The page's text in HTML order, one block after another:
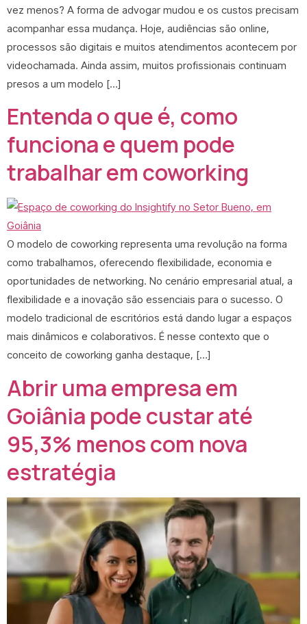
vez menos? A forma de advogar mudou e os custos precisam
acompanhar essa mudança. Hoje, audiências são online,
processos são digitais e muitos atendimentos acontecem por
videochamada. Ainda assim, muitos profissionais continuam
presos a um modelo […]
Entenda o que é, como
funciona e quem pode
trabalhar em coworking
O modelo de coworking representa uma revolução na forma
como trabalhamos, oferecendo flexibilidade, economia e
oportunidades de networking. No cenário empresarial atual, a
flexibilidade e a inovação são essenciais para o sucesso. O
modelo tradicional de escritórios está dando lugar a espaços
mais dinâmicos e colaborativos. É nesse contexto que o
conceito de coworking ganha destaque, […]
Abrir uma empresa em
Goiânia pode custar até
95,3% menos com nova
estratégia